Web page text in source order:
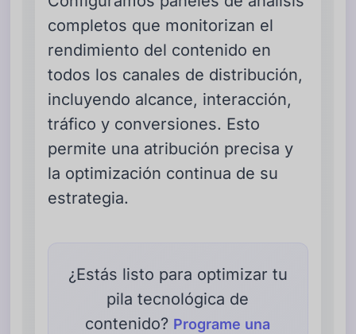
completos que monitorizan el
rendimiento del contenido en
todos los canales de distribución,
incluyendo alcance, interacción,
tráfico y conversiones. Esto
permite una atribución precisa y
la optimización continua de su
estrategia.
¿Estás listo para optimizar tu
pila tecnológica de
contenido? Programe una